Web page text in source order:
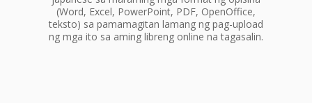
(Word, Excel, PowerPoint, PDF, OpenOffice,
teksto) sa pamamagitan lamang ng pag-upload
ng mga ito sa aming libreng online na tagasalin.